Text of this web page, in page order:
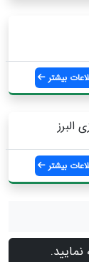
بیشتر
البرز
بیشتر